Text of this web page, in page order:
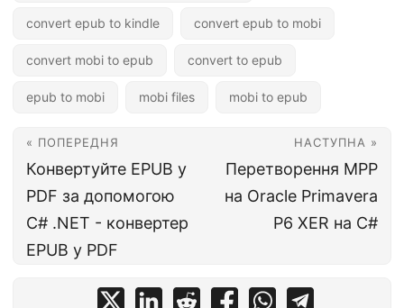
convert epub to kindle convert epub to mobi
convert mobi to epub convert to epub
epub to mobi mobi files mobi to epub
« ПОПЕРЕДНЯ
Конвертуйте EPUB у
PDF за допомогою
C# .NET - конвертер
EPUB у PDF
НАСТУПНА »
Перетворення MPP
на Oracle Primavera
P6 XER на C#